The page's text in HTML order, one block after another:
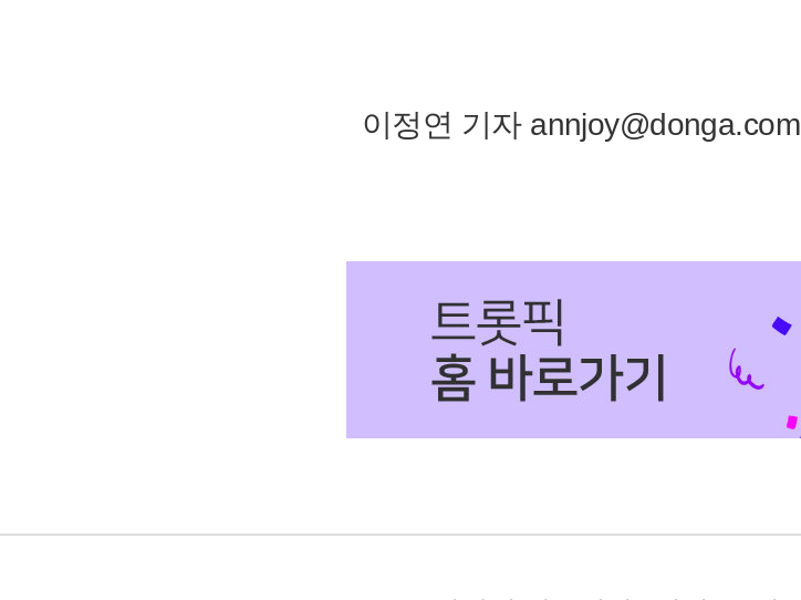
이정연 기자 annjoy@donga.com